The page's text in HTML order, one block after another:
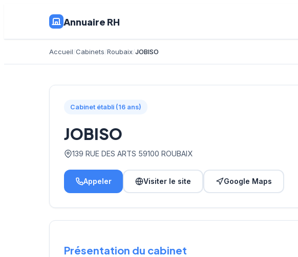
Annuaire RH
Accueil Cabinets Roubaix JOBISO
Cabinet établi (16 ans)
JOBISO
139 RUE DES ARTS 59100 ROUBAIX
Appeler Visiter le site Google Maps
Présentation du cabinet